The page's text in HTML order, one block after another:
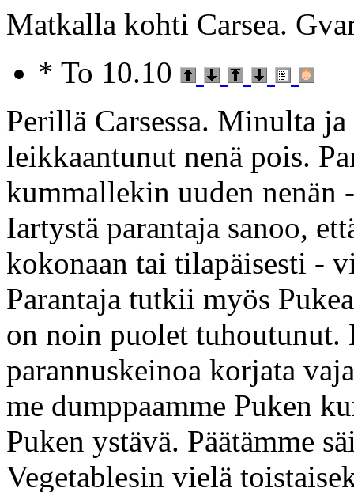
Matkalla kohti Carsea.
* To 10.10
Perillä Carsessa. Minulta
leikkaantunut nenä pois.
kummallekin uuden nenän
Iartystä parantaja sanoo,
kokonaan tai tilapäisesti -
Parantaja tutkii myös
on noin puolet tuhoutunut.
parannuskeinoa korjata
me dumppaamme Puken
Puken ystävä. Päätämme
Vegetablesin vielä